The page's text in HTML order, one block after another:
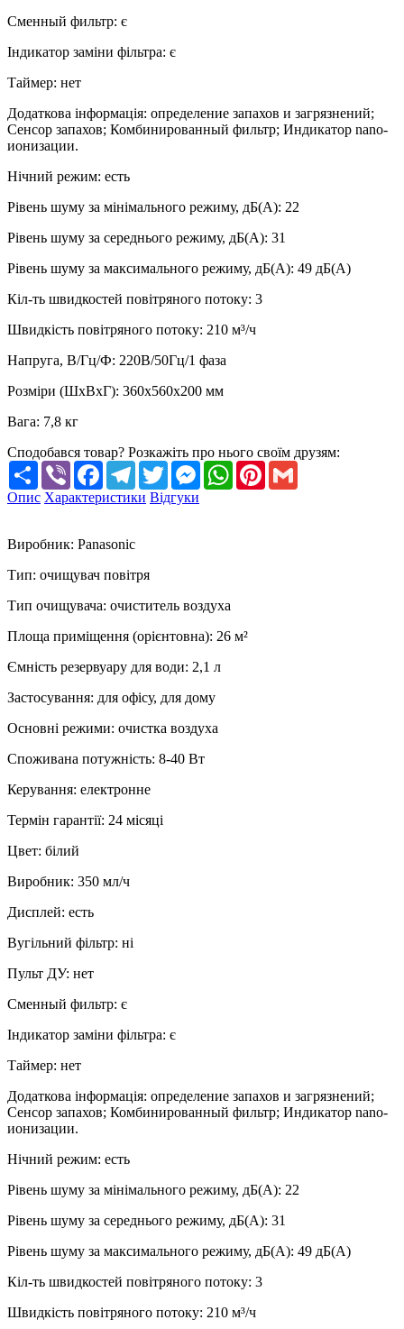
Сменный фильтр: є
Індикатор заміни фільтра: є
Таймер: нет
Додаткова інформація: определение запахов и загрязнений;
Сенсор запахов; Комбинированный фильтр; Индикатор nano-
ионизации.
Нічний режим: есть
Рівень шуму за мінімального режиму, дБ(А): 22
Рівень шуму за середнього режиму, дБ(А): 31
Рівень шуму за максимального режиму, дБ(А): 49 дБ(А)
Кіл-ть швидкостей повітряного потоку: 3
Швидкість повітряного потоку: 210 м³/ч
Напруга, В/Гц/Ф: 220В/50Гц/1 фаза
Розміри (ШхВхГ): 360х560х200 мм
Вага: 7,8 кг
Сподобався товар? Розкажіть про нього своїм друзям:
Share Viber FacebookTelegramTwitterMessengerWhatsApp
Pinterest
Опис Характеристики Відгуки
Виробник: Panasonic
Тип: очищувач повітря
Тип очищувача: очиститель воздуха
Площа приміщення (орієнтовна): 26 м²
Ємність резервуару для води: 2,1 л
Застосування: для офісу, для дому
Основні режими: очистка воздуха
Споживана потужність: 8-40 Вт
Керування: електронне
Термін гарантії: 24 місяці
Цвет: білий
Виробник: 350 мл/ч
Дисплей: есть
Вугільний фільтр: ні
Пульт ДУ: нет
Сменный фильтр: є
Індикатор заміни фільтра: є
Таймер: нет
Додаткова інформація: определение запахов и загрязнений;
Сенсор запахов; Комбинированный фильтр; Индикатор nano-
ионизации.
Нічний режим: есть
Рівень шуму за мінімального режиму, дБ(А): 22
Рівень шуму за середнього режиму, дБ(А): 31
Рівень шуму за максимального режиму, дБ(А): 49 дБ(А)
Кіл-ть швидкостей повітряного потоку: 3
Швидкість повітряного потоку: 210 м³/ч